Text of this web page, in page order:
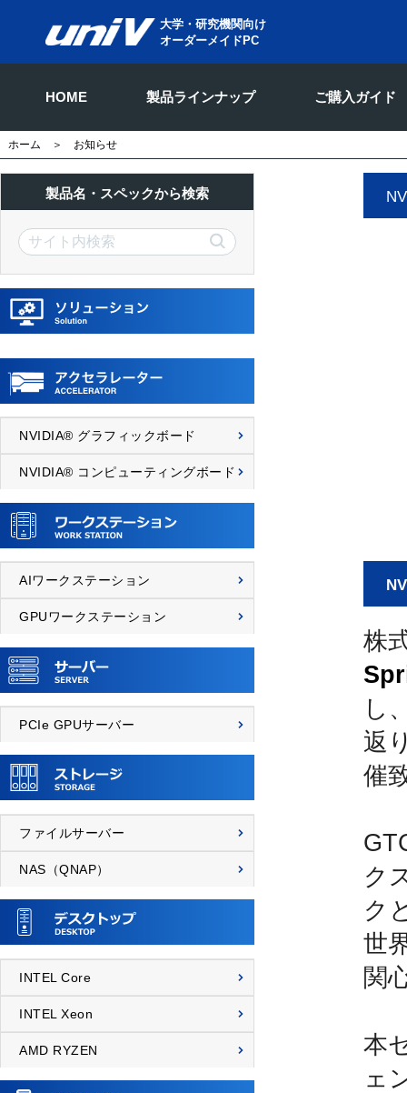
大学・研究機関向け
オーダーメイドPC
HOME 製品ラインナップ ご購入ガイド
ホーム ＞ お知らせ
株
し
返
催
ク
ク
世
関
本
ェ
製品名・スペックから検索
NVIDIA® グラフィックボード
NVIDIA® コンピューティングボード
AIワークステーション
GPUワークステーション
PCIe GPUサーバー
ファイルサーバー
NAS（QNAP）
INTEL Core
INTEL Xeon
AMD RYZEN